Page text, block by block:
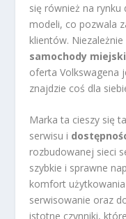
się również na
modeli, co pozwala
klientów.
samochody
oferta Volkswagena
znajdzie coś dla
Marka ta cieszy się
serwisu i
rozbudowanej sieci
szybkie i sprawne
komfort
serwisowanie oraz
istotne czynniki,